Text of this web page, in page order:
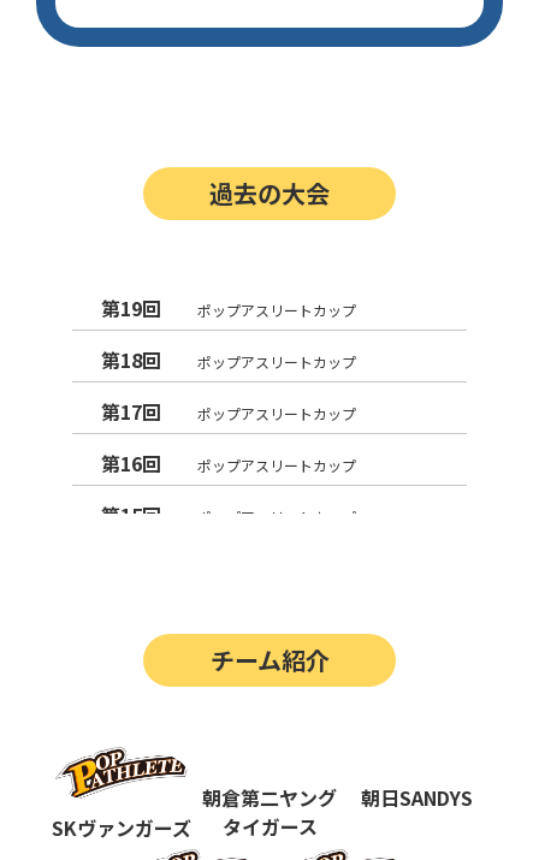
過去の大会
第19回 ポップアスリートカップ
第18回 ポップアスリートカップ
第17回 ポップアスリートカップ
第16回 ポップアスリートカップ
第15回 ポップアスリートカップ
第12回 決勝戦の動画はこちらから
第11回
第10回 ポップアスリートカップ
チーム紹介
SKヴァンガーズ
朝倉第二ヤング
タイガース
朝日SANDYS